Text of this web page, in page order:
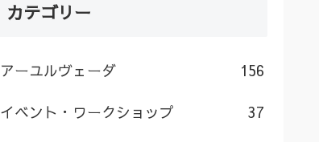
カテゴリー
アーユルヴェーダ 156
イベント・ワークショップ 37